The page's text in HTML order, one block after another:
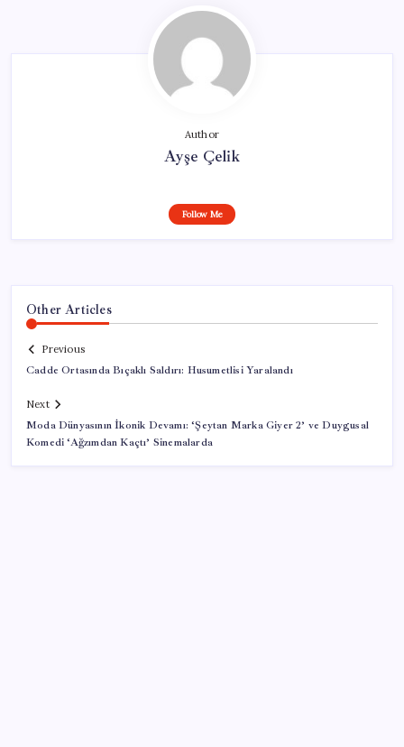
Author
Ayşe Çelik
Follow Me
Other Articles
Previous
Cadde Ortasında Bıçaklı Saldırı: Husumetlisi Yaralandı
Next
Moda Dünyasının İkonik Devamı: ‘Şeytan Marka Giyer 2’ ve Duygusal
Komedi ‘Ağzımdan Kaçtı’ Sinemalarda